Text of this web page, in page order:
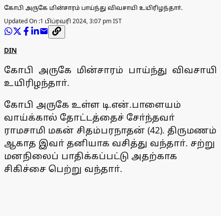
கோபி அருகே மின்சாரம் பாய்ந்து விவசாயி உயிரிழந்தாா்.
Updated On :1 பிப்ரவரி 2024, 3:07 pm IST
DIN
கோபி அருகே மின்சாரம் பாய்ந்து விவசாயி
உயிரிழந்தாா்.
கோபி அருகே உள்ள டி.என்.பாளையம்
வாய்க்கால் தோட்டத்தைச் சோ்ந்தவா்
ராமசாமி மகன் சிதம்பரநாதன் (42). திருமணம்
ஆகாத இவா் தனியாக வசித்து வந்தாா். சற்று
மனநிலைப் பாதிக்கப்பட்டு அதற்காக
சிகிச்சை பெற்று வந்தாா்.